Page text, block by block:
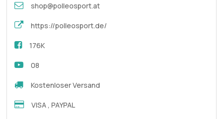
shop@polleosport.at
https://polleosport.de/
176K
08
Kostenloser Versand
VISA , PAYPAL